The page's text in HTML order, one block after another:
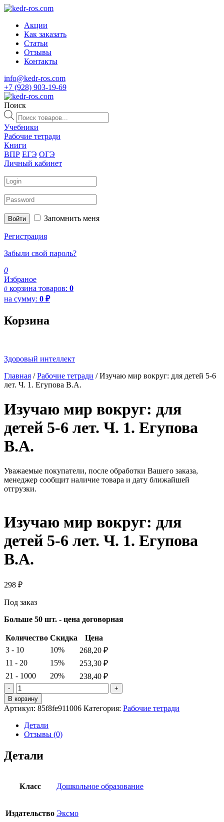
Акции
Как заказать
Статьи
Отзывы
Контакты
info@kedr-ros.com
+7 (928) 903-19-69
Поиск
Поиск
товаров
Учебники
Рабочие тетради
Книги
ВПР ЕГЭ ОГЭ
Личный кабинет
Войти Запомнить меня
Регистрация
Забыли свой пароль?
0
Избраное
0 корзина товаров: 0
на сумму: 0 ₽
Корзина
Здоровый интеллект
Главная /Рабочие тетради / Изучаю мир вокруг: для детей 5-6
лет. Ч. 1. Егупова В.А.
Изучаю мир вокруг: для
детей 5-6 лет. Ч. 1. Егупова
В.А.
Уважаемые покупатели, после обработки Вашего заказа,
менеджер сообщит наличие товара и дату ближайшей
отгрузки.
Изучаю мир вокруг: для
детей 5-6 лет. Ч. 1. Егупова
В.А.
298 ₽
Под заказ
Больше 50 шт. - цена договорная
Количество Скидка
Цена
3 - 10
10% 268,20 ₽
11 - 20
15% 253,30 ₽
21 - 1000
20% 238,40 ₽
Количество
товара
Изучаю
мир
вокруг:
для
6
1.
В корзину
Артикул: 85f8fe911006 Категория: Рабочие тетради
Детали
Отзывы (0)
Детали
Класс Дошкольное образование
Издательство Эксмо